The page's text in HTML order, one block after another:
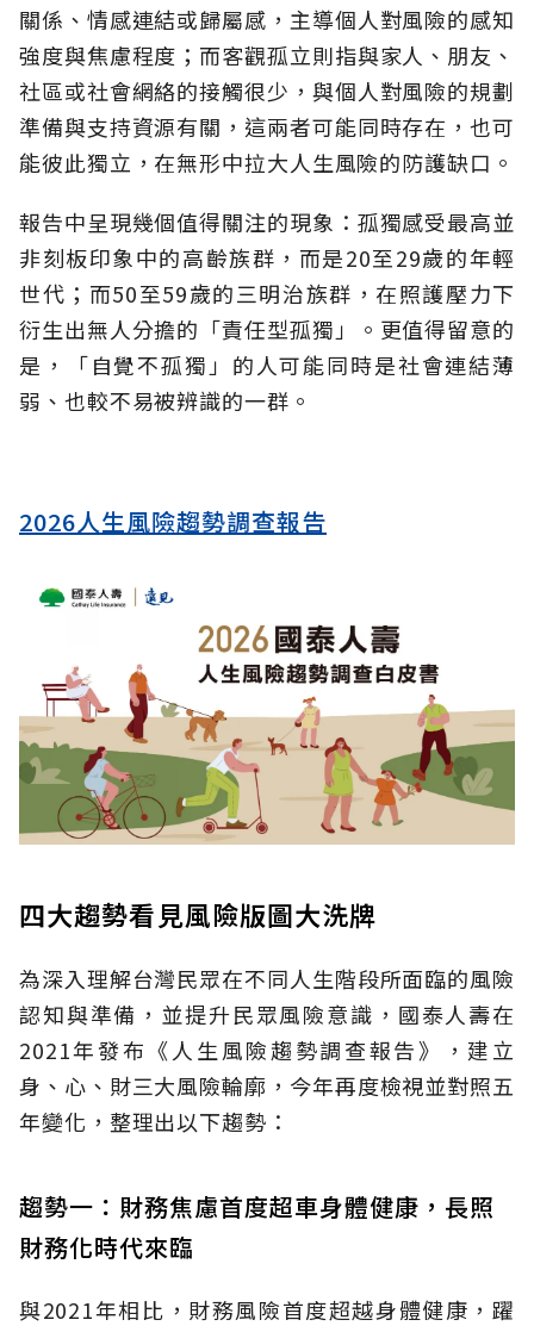
關係、情感連結或歸屬感，主導個人對風險的感知
強度與焦慮程度；而客觀孤立則指與家人、朋友、
社區或社會網絡的接觸很少，與個人對風險的規劃
準備與支持資源有關，這兩者可能同時存在，也可
能彼此獨立，在無形中拉大人生風險的防護缺口。
報告中呈現幾個值得關注的現象：孤獨感受最高並
非刻板印象中的高齡族群，而是20至29歲的年輕
世代；而50至59歲的三明治族群，在照護壓力下
衍生出無人分擔的「責任型孤獨」。更值得留意的
是，「自覺不孤獨」的人可能同時是社會連結薄
弱、也較不易被辨識的一群。
2026人生風險趨勢調查報告
四大趨勢看見風險版圖大洗牌
為深入理解台灣民眾在不同人生階段所面臨的風險
認知與準備，並提升民眾風險意識，國泰人壽在
2021年發布《人生風險趨勢調查報告》，建立
身、心、財三大風險輪廓，今年再度檢視並對照五
年變化，整理出以下趨勢：
趨勢一：財務焦慮首度超車身體健康，長照
財務化時代來臨
與2021年相比，財務風險首度超越身體健康，躍